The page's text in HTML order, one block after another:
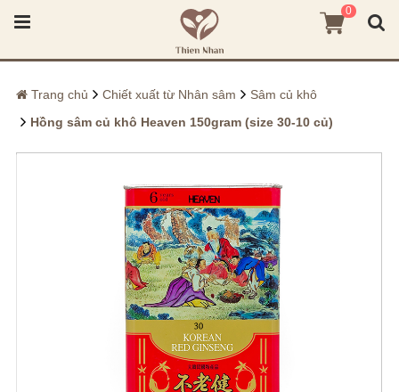
0
Trang chủ Chiết xuất từ Nhân sâm
Sâm củ khô
Hồng sâm củ khô Heaven 150gram (size 30-10 củ)